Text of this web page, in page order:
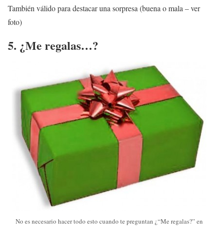
También válido para destacar una sorpresa (buena o mala – ver
foto)
5. ¿Me regalas…?
No es necesario hacer todo esto cuando te preguntan ¿“Me regalas?” en